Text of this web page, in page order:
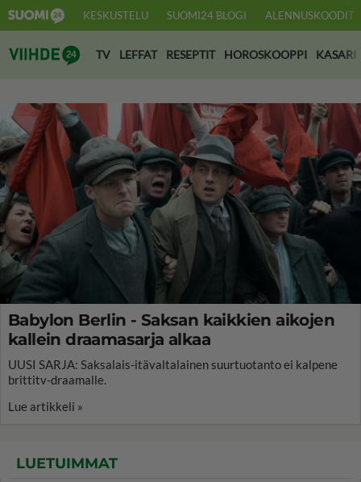
KESKUSTELU SUOMI24 BLOGI ALENNUSKOODIT
Suomi24 Viihde
TV LEFFAT RESEPTIT HOROSKOOPPI KASARI
Babylon Berlin - Saksan kaikkien aikojen
kallein draamasarja alkaa
UUSI SARJA: Saksalais-itävaltalainen suurtuotanto ei kalpene
brittitv-draamalle.
Lue artikkeli »
LUETUIMMAT